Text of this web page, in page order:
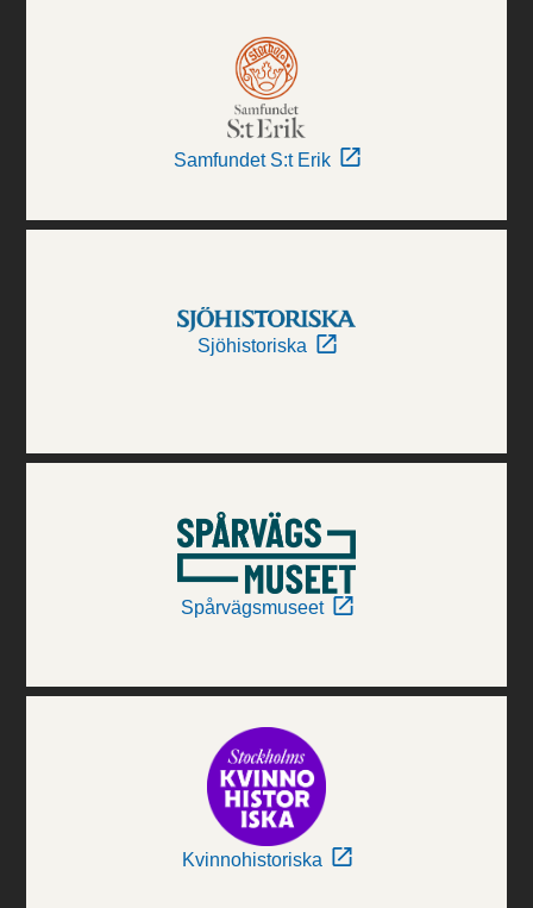
Samfundet S:t Erik
Sjöhistoriska
Spårvägsmuseet
Kvinnohistoriska